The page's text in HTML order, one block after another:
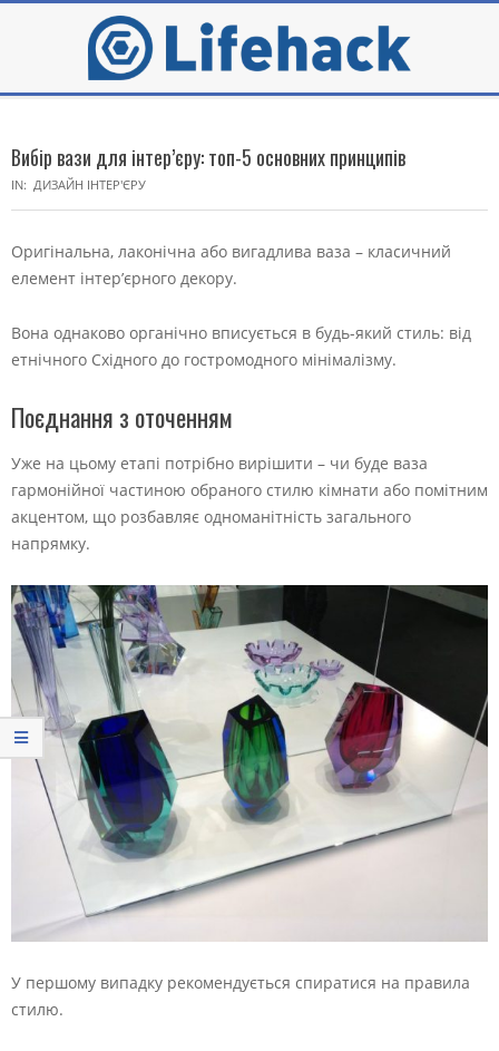
Menu
Вибір вази для інтер’єру: топ-5 основних принципів
IN: ДИЗАЙН ІНТЕР'ЄРУ
Оригінальна, лаконічна або вигадлива ваза – класичний
елемент інтер’єрного декору.
Вона однаково органічно вписується в будь-який стиль: від
етнічного Східного до гостромодного мінімалізму.
Поєднання з оточенням
Уже на цьому етапі потрібно вирішити – чи буде ваза
гармонійної частиною обраного стилю кімнати або помітним
акцентом, що розбавляє одноманітність загального
напрямку.
У першому випадку рекомендується спиратися на правила
стилю.